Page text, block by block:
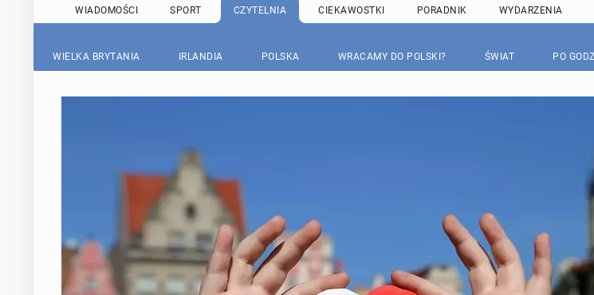
WIADOMOŚCI SPORT CZYTELNIA CIEKAWOSTKI PORADNIK WYDARZENIA
WIELKA BRYTANIA IRLANDIA POLSKA WRACAMY DO POLSKI? ŚWIAT PO